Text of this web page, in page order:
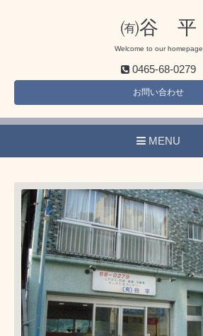
㈲谷 平
Welcome to our homepage
0465-68-0279
お問い合わせ
MENU